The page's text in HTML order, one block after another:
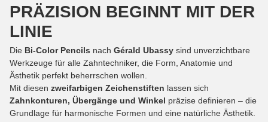
PRÄZISION BEGINNT MIT DER
LINIE
Die Bi-Color Pencils nach Gérald Ubassy sind unverzichtbare
Werkzeuge für alle Zahntechniker, die Form, Anatomie und
Ästhetik perfekt beherrschen wollen.
Mit diesen zweifarbigen Zeichenstiften lassen sich
Zahnkonturen, Übergänge und Winkel präzise definieren – die
Grundlage für harmonische Formen und eine natürliche Ästhetik.